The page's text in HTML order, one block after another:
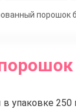
порошок
упаковке 250